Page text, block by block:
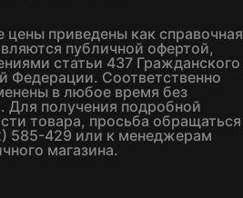
цены приведены как справочная
публичной офертой,
статьи 437 Гражданского
Федерации. Соответственно
в любое время без
Для получения подробной
товара, просьба обращаться
585-429 или к менеджерам
магазина.